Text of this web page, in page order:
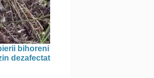
bihoreni
dezafectat